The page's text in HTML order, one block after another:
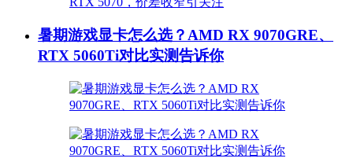
暑期游戏显卡怎么选？AMD RX 9070GRE、
RTX 5060Ti对比实测告诉你